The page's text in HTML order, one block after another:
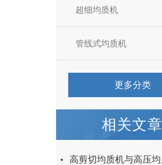
超细均质机
管线式均质机
更多分类
相关文章